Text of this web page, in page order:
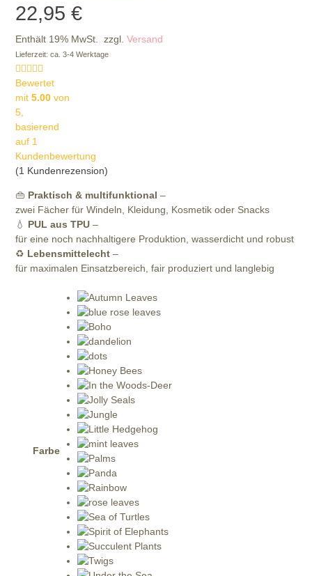
22,95€
Enthält 19% MwSt. zzgl.Versand
Lieferzeit: ca. 3-4 Werktage
Bewertet
mit5.00 von
5,
basierend
auf 1
Kundenbewertung
(1 Kundenrezension)
👜 Praktisch & multifunktional –
zwei Fächer für Windeln, Kleidung, Kosmetik oder Snacks
💧 PUL aus TPU –
für eine noch nachhaltigere Produktion, wasserdicht und robust
♻️ Lebensmittelecht –
für maximalen Einsatzbereich, fair produziert und langlebig
Farbe